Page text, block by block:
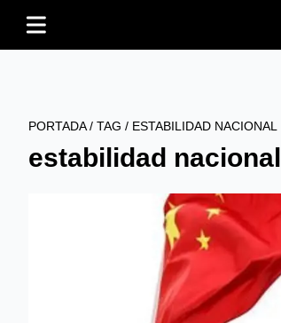
PORTADA/ TAG / ESTABILIDAD NACIONAL
estabilidad nacional